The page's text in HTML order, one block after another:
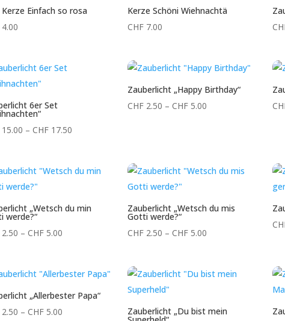
Einfach so rosa
Kerze Schöni Wiehnachtä
CHF 7.00
6er Set
– CHF17.50Preisspanne:
CHF 17.50
Zauberlicht „Happy Birthday“
CHF 2.50 – CHF 5.00
„Wetsch du min
werde?“
– CHF5.00Preisspanne:
CHF 5.00
Zauberlicht „Wetsch du mis
Gotti werde?“
CHF 2.50 – CHF 5.00
CHF 5.00
„Allerbester Papa“
– CHF5.00Preisspanne:
Zauberlicht „Du bist mein